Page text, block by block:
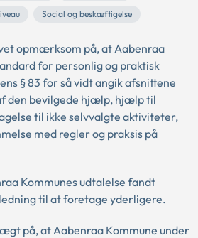
Social og beskæftigelse
opmærksom på, at Aabenraa
for personlig og praktisk
§ 83 for så vidt angik afsnittene
den bevilgede hjælp, hjælp til
til ikke selvvalgte aktiviteter,
med regler og praksis på
Kommunes udtalelse fandt
til at foretage yderligere.
på, at Aabenraa Kommune under